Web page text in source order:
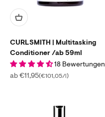
CURLSMITH | Multitasking
Conditioner /ab 59ml
18 Bewertungen
Angebot
ab €11,95(€101,05/l)